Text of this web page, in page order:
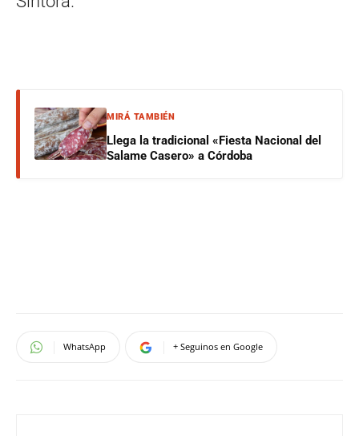
MIRÁ TAMBIÉN
Llega la tradicional «Fiesta Nacional del
Salame Casero» a Córdoba
WhatsApp + Seguinos en Google